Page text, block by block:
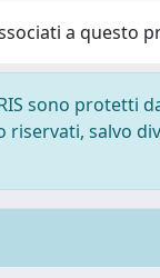
a questo
sono protetti
salvo